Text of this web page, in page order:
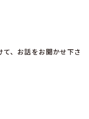
、お話をお聞かせ下さ